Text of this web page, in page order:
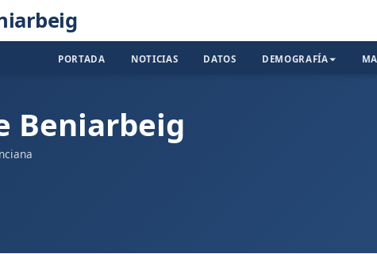
PORTADA NOTICIAS DATOS DEMOGRAFÍA
Beniarbeig